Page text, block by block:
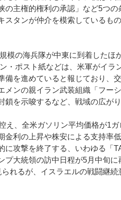
の主権的権利の承認」など5つ
タンが仲介を模索しているも
模の海兵隊が中東に到着したほ
・ポスト紙などは、米軍がイラ
を進めていると報じており、
ンの親イラン武装組織「フー
を示唆するなど、戦域の広がり
え、全米ガソリン平均価格が1
利の上昇や株安による支持率
攻撃を終了する、いわゆる「
大統領の訪中日程が5月中旬に
れるが、イスラエルの戦闘継続